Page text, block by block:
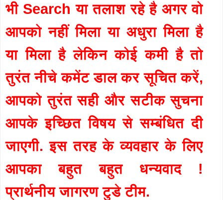
भी Search या तलाश रहे है अगर वो
आपको नहीं मिला या अधुरा मिला है
या मिला है लेकिन कोई कमी है तो
तुरंत नीचे कमेंट डाल कर सूचित करें,
आपको तुरंत सही और सटीक सुचना
आपके इच्छित विषय से सम्बंधित दी
जाएगी. इस तरह के व्यवहार के लिए
आपका बहुत बहुत धन्यवाद !
प्रार्थनीय जागरण टुडे टीम.